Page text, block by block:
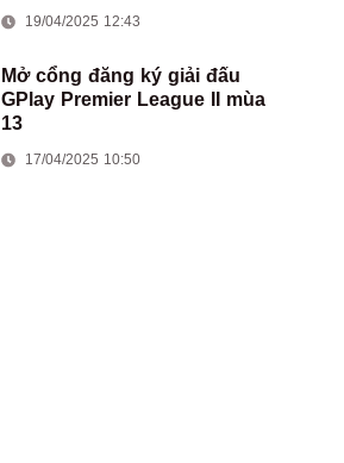
19/04/2025 12:43
Mở cổng đăng ký giải đấu
GPlay Premier League II mùa
13
17/04/2025 10:50